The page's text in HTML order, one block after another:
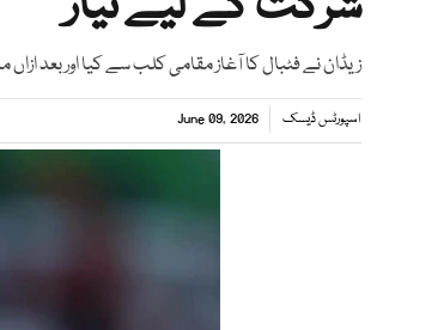
زیڈان نے فٹبال کا آغاز مقامی کلب سے کیا اور بعد
اسپورٹس ڈیسک June 09, 2026